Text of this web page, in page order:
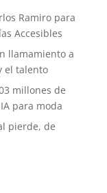
Ramiro para
Accesibles
llamamiento a
el talento
millones de
para moda
pierde, de